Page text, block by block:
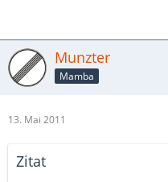
Munzter
Mamba
13. Mai 2011
Zitat